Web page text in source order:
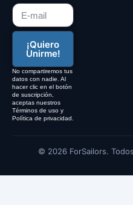
¡Quiero
Unirme!
No compartiremos tus
datos con nadie. Al
hacer clic en el botón
de suscripción,
aceptas nuestros
Términos de uso y
Política de privacidad.
© 2026 ForSailors.